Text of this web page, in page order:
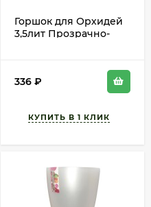
Горшок для Орхидей
3,5лит Прозрачно-
336 ₽